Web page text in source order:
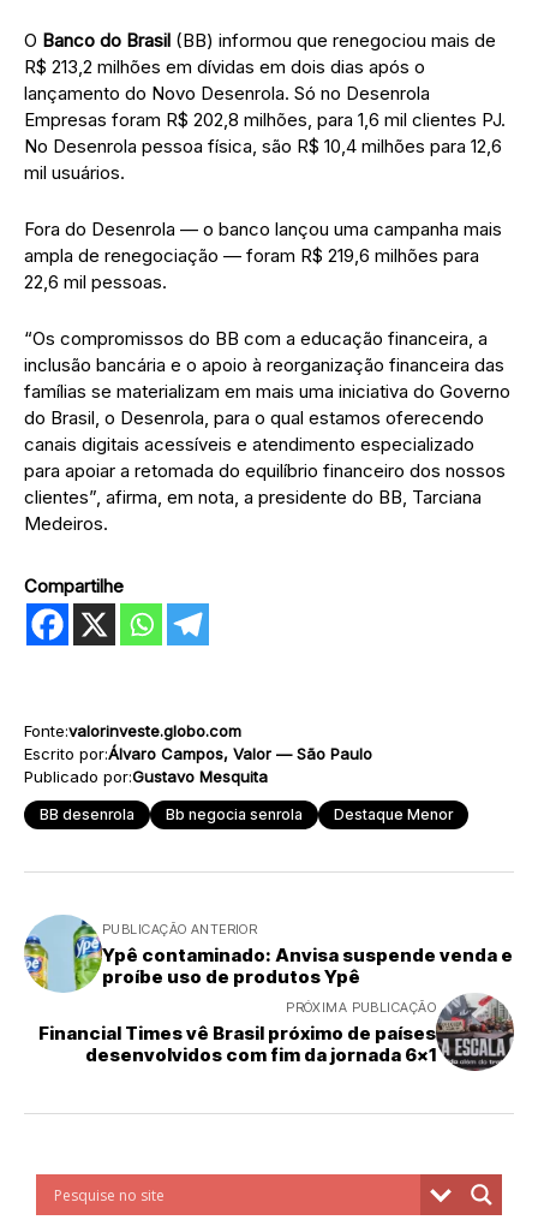
O Banco do Brasil (BB) informou que renegociou mais de
R$ 213,2 milhões em dívidas em dois dias após o
lançamento do Novo Desenrola. Só no Desenrola
Empresas foram R$ 202,8 milhões, para 1,6 mil clientes PJ.
No Desenrola pessoa física, são R$ 10,4 milhões para 12,6
mil usuários.
Fora do Desenrola — o banco lançou uma campanha mais
ampla de renegociação — foram R$ 219,6 milhões para
22,6 mil pessoas.
“Os compromissos do BB com a educação financeira, a
inclusão bancária e o apoio à reorganização financeira das
famílias se materializam em mais uma iniciativa do Governo
do Brasil, o Desenrola, para o qual estamos oferecendo
canais digitais acessíveis e atendimento especializado
para apoiar a retomada do equilíbrio financeiro dos nossos
clientes”, afirma, em nota, a presidente do BB, Tarciana
Medeiros.
Compartilhe
Fonte:valorinveste.globo.com
Escrito por:Álvaro Campos, Valor — São Paulo
Publicado por:Gustavo Mesquita
BB desenrola Bb negocia senrola Destaque Menor
PUBLICAÇÃO ANTERIOR
Ypê contaminado: Anvisa suspende venda e
proíbe uso de produtos Ypê
PRÓXIMA PUBLICAÇÃO
Financial Times vê Brasil próximo de países
desenvolvidos com fim da jornada 6×1